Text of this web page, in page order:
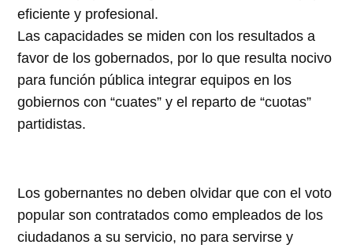
eficiente y profesional.
Las capacidades se miden con los resultados a
favor de los gobernados, por lo que resulta nocivo
para función pública integrar equipos en los
gobiernos con “cuates” y el reparto de “cuotas”
partidistas.
Los gobernantes no deben olvidar que con el voto
popular son contratados como empleados de los
ciudadanos a su servicio, no para servirse y